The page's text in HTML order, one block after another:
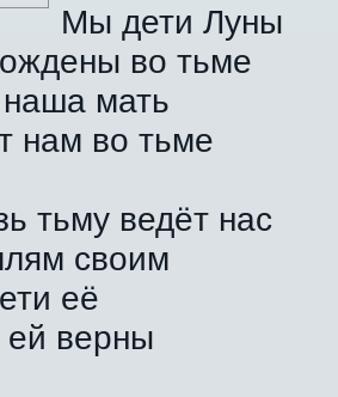
Мы дети Луны
во тьме
мать
нам во тьме
тьму ведёт нас
своим
её
верны